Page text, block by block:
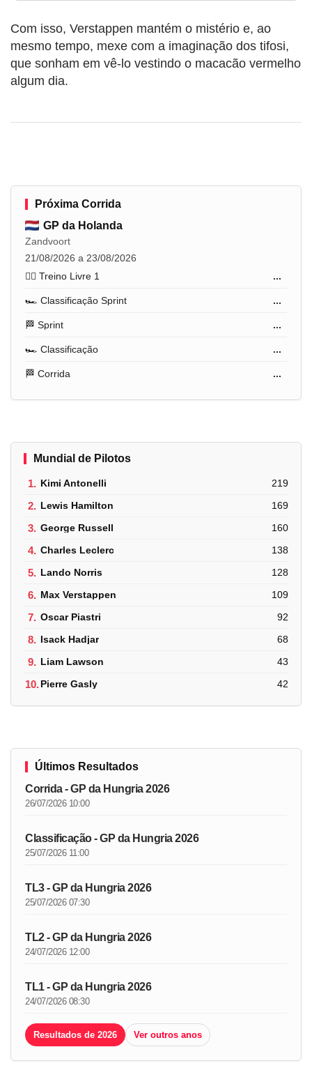
Com isso, Verstappen mantém o mistério e, ao
mesmo tempo, mexe com a imaginação dos tifosi,
que sonham em vê-lo vestindo o macacão vermelho
algum dia.
Próxima Corrida
GP da Holanda
Zandvoort
21/08/2026 a 23/08/2026
🏋️‍♂️ Treino Livre 1
...
🏎️ Classificação Sprint ...
🏁 Sprint ...
🏎️ Classificação ...
🏁 Corrida ...
Mundial de Pilotos
1. Kimi Antonelli 219
2. Lewis Hamilton 169
3. George Russell 160
4. Charles Leclerc 138
5. Lando Norris 128
6. Max Verstappen 109
7. Oscar Piastri 92
8. Isack Hadjar 68
9. Liam Lawson 43
10.Pierre Gasly 42
Últimos Resultados
Corrida - GP da Hungria 2026
26/07/2026 10:00
Classificação - GP da Hungria 2026
25/07/2026 11:00
TL3 - GP da Hungria 2026
25/07/2026 07:30
TL2 - GP da Hungria 2026
24/07/2026 12:00
TL1 - GP da Hungria 2026
24/07/2026 08:30
Resultados de 2026 Ver outros anos